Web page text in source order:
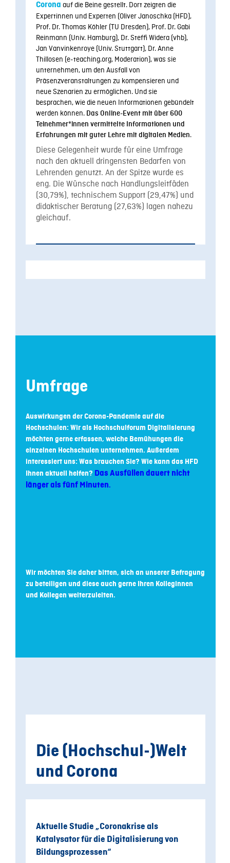
Corona auf die Beine gestellt. Dort zeigten die
Expertinnen und Experten (Oliver Janoschka (HFD),
Prof. Dr. Thomas Köhler (TU Dresden), Prof. Dr. Gabi
Reinmann (Univ. Hamburg), Dr. Steffi Widera (vhb),
Jan Vanvinkenroye (Univ. Stuttgart), Dr. Anne
Thillosen (e-teaching.org, Moderation), was sie
unternehmen, um den Ausfall von
Präsenzveranstaltungen zu kompensieren und
neue Szenarien zu ermöglichen. Und sie
besprachen, wie die neuen Informationen gebündelt
werden können. Das Online-Event mit über 600
Teinehmer*innen vermittelte Informationen und
Erfahrungen mit guter Lehre mit digitalen Medien.
Diese Gelegenheit wurde für eine Umfrage
nach den aktuell dringensten Bedarfen von
Lehrenden genutzt. An der Spitze wurde es
eng. Die Wünsche nach Handlungsleitfäden
(30,79%), technischem Support (29,47%) und
didaktischer Beratung (27,63%) lagen nahezu
gleichauf.
Umfrage
Auswirkungen der Corona-Pandemie auf die
Hochschulen: Wir als Hochschulforum Digitalisierung
möchten gerne erfassen, welche Bemühungen die
einzelnen Hochschulen unternehmen. Außerdem
interessiert uns: Was brauchen Sie? Wie kann das HFD
Ihnen aktuell helfen? Das Ausfüllen dauert nicht
länger als fünf Minuten.
Wir möchten Sie daher bitten, sich an unserer Befragung
zu beteiligen und diese auch gerne Ihren Kolleginnen
und Kollegen weiterzuleiten.
Die (Hochschul-)Welt
und Corona
Aktuelle Studie „Coronakrise als
Katalysator für die Digitalisierung von
Bildungsprozessen“